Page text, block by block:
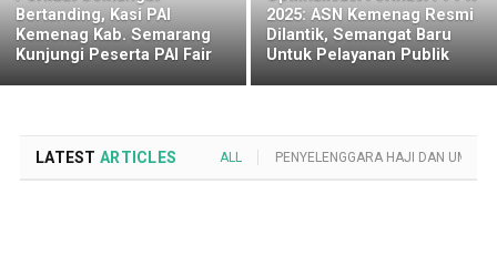
Bertanding, Kasi PAI
Kemenag Kab. Semarang
Kunjungi Peserta PAI Fair
2025: ASN Kemenag Resmi
Dilantik, Semangat Baru
Untuk Pelayanan Publik
LATEST ARTICLES ALL PENYELENGGARA HAJI DAN UMROH